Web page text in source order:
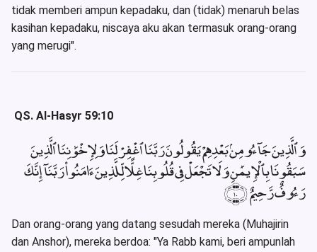
tidak memberi ampun kepadaku, dan (tidak) menaruh belas
kasihan kepadaku, niscaya aku akan termasuk orang-orang
yang merugi".
QS. Al-Hasyr 59:10
وَٱلَّذِينَ جَآءُو مِنۢ بَعْدِهِمْ يَقُولُونَ رَبَّنَا ٱغْفِرْ لَنَا وَلِإِخْوَٰنِنَا ٱلَّذِينَ
سَبَقُونَا بِٱلْإِيمَٰنِ وَلَا تَجْعَلْ فِى قُلُوبِنَا غِلًّا لِّلَّذِينَ ءَامَنُوا۟ رَبَّنَآ إِنَّكَ
رَءُوفٌ رَّحِيمٌ ﴿١٠﴾
Dan orang-orang yang datang sesudah mereka (Muhajirin
dan Anshor), mereka berdoa: "Ya Rabb kami, beri ampunlah